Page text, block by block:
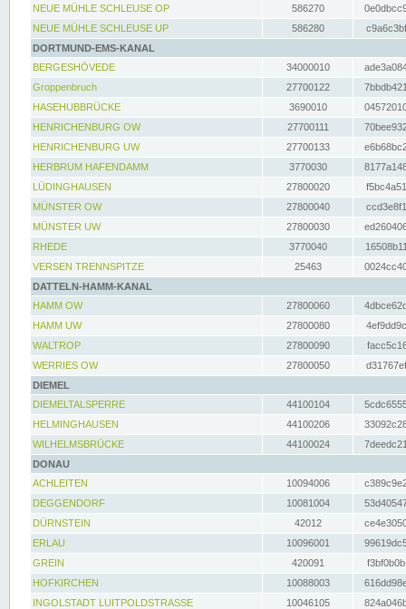
NEUE MÜHLE SCHLEUSE OP
586270
NEUE MÜHLE SCHLEUSE UP
586280
DORTMUND-EMS-KANAL
BERGESHÖVEDE
34000010
Groppenbruch
27700122
HASEHUBBRÜCKE
3690010
HENRICHENBURG OW
27700111
HENRICHENBURG UW
27700133
HERBRUM HAFENDAMM
3770030
LÜDINGHAUSEN
27800020
MÜNSTER OW
27800040
MÜNSTER UW
27800030
RHEDE
3770040
VERSEN TRENNSPITZE
25463
DATTELN-HAMM-KANAL
HAMM OW
27800060
HAMM UW
27800080
WALTROP
27800090
WERRIES OW
27800050
DIEMEL
DIEMELTALSPERRE
44100104
HELMINGHAUSEN
44100206
WILHELMSBRÜCKE
44100024
DONAU
ACHLEITEN
10094006
DEGGENDORF
10081004
DÜRNSTEIN
42012
ERLAU
10096001
GREIN
420091
HOFKIRCHEN
10088003
INGOLSTADT LUITPOLDSTRASSE
10046105